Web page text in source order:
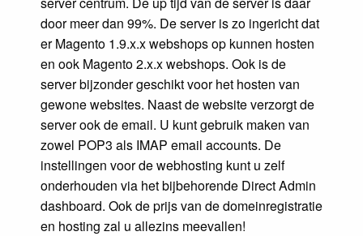
door meer dan 99%. De server is zo ingericht dat
er Magento 1.9.x.x webshops op kunnen hosten
en ook Magento 2.x.x webshops. Ook is de
server bijzonder geschikt voor het hosten van
gewone websites. Naast de website verzorgt de
server ook de email. U kunt gebruik maken van
zowel POP3 als IMAP email accounts. De
instellingen voor de webhosting kunt u zelf
onderhouden via het bijbehorende Direct Admin
dashboard. Ook de prijs van de domeinregistratie
en hosting zal u allezins meevallen!